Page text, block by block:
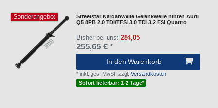
Sonderangebot
Streetstar Kardanwelle Gelenkwelle hinten Audi
Q5 8RB 2.0 TDI/TFSI 3.0 TDI 3.2 FSI Quattro
Bisher bei uns:284,05
255,65 € *
In den Warenkorb
*inkl. ges. MwSt. zzgl.Versandkosten
Sofort lieferbar: 1-2 Tage*